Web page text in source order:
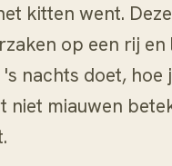
kitten went.
op een rij en
nachts doet,
niet miauwen